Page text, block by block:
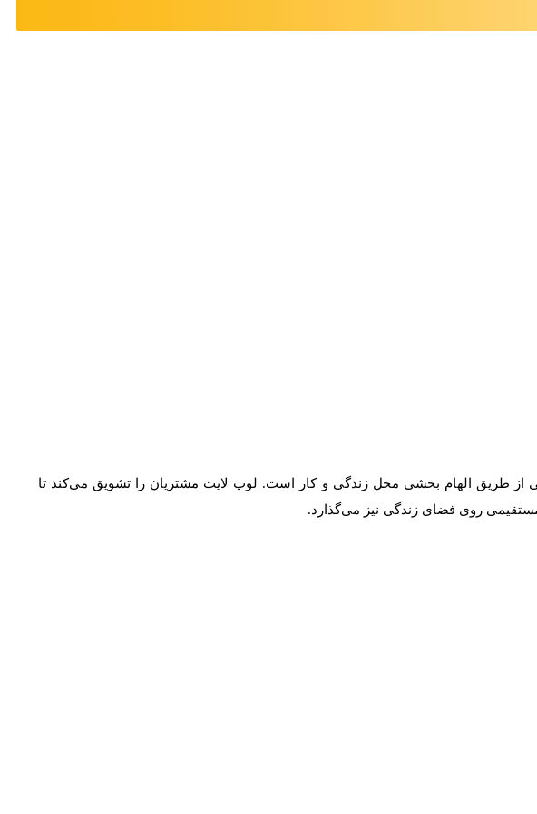
از طریق الهام بخشی محل زندگی و کار است. لوپ لایت مشتریان را تشویق می‌کند تا
روی فضای زندگی نیز می‌گذارد.